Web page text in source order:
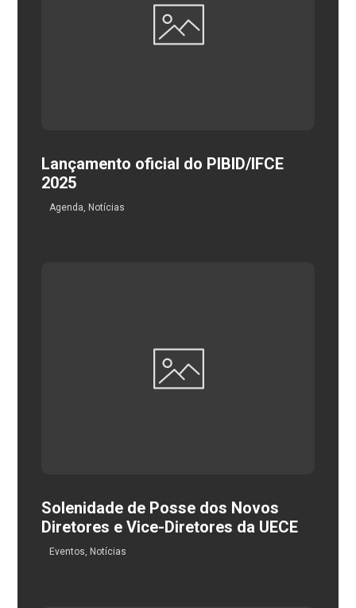
Lançamento oficial do PIBID/IFCE
2025
Agenda, Notícias
Solenidade de Posse dos Novos
Diretores e Vice-Diretores da UECE
Eventos Notícias